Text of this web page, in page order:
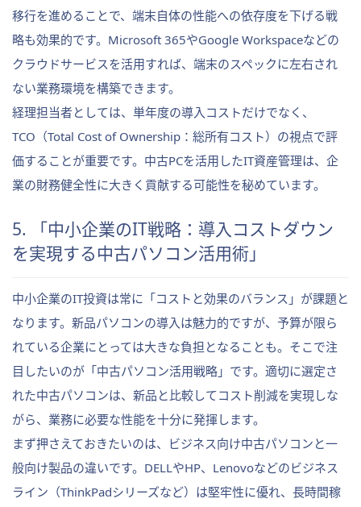
移行を進めることで、端末自体の性能への依存度を下げる戦
略も効果的です。Microsoft 365やGoogle Workspaceなどの
クラウドサービスを活用すれば、端末のスペックに左右され
ない業務環境を構築できます。
経理担当者としては、単年度の導入コストだけでなく、
TCO（Total Cost of Ownership：総所有コスト）の視点で評
価することが重要です。中古PCを活用したIT資産管理は、企
業の財務健全性に大きく貢献する可能性を秘めています。
5. 「中小企業のIT戦略：導入コストダウン
を実現する中古パソコン活用術」
中小企業のIT投資は常に「コストと効果のバランス」が課題と
なります。新品パソコンの導入は魅力的ですが、予算が限ら
れている企業にとっては大きな負担となることも。そこで注
目したいのが「中古パソコン活用戦略」です。適切に選定さ
れた中古パソコンは、新品と比較してコスト削減を実現しな
がら、業務に必要な性能を十分に発揮します。
まず押さえておきたいのは、ビジネス向け中古パソコンと一
般向け製品の違いです。DELLやHP、Lenovoなどのビジネス
ライン（ThinkPadシリーズなど）は堅牢性に優れ、長時間稼